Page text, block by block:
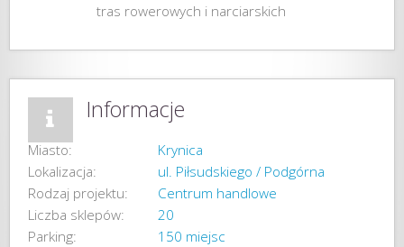
tras rowerowych i narciarskich
Informacje
Miasto:
Krynica
Lokalizacja:
ul. Piłsudskiego / Podgórna
Rodzaj projektu:
Centrum handlowe
Liczba sklepów:
20
Parking:
150 miejsc